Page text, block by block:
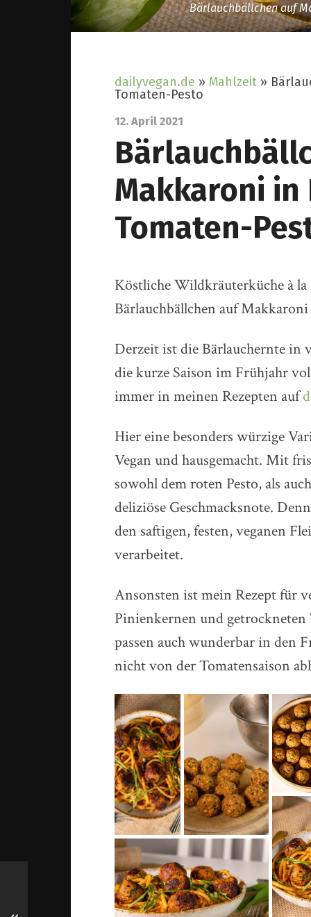
Bärlauchbällchen auf
dailyvegan.de »Mahlzeit »
Tomaten-Pesto
12. April 2021
Makkaroni in
Tomaten-
Köstliche Wildkräuterküche à
Bärlauchbällchen auf
Derzeit ist die Bärlauchernte in
die kurze Saison im Frühjahr
immer in meinen Rezepten auf
Hier eine besonders würzige
Vegan und hausgemacht. Mit
sowohl dem roten Pesto, als
deliziöse Geschmacksnote.
den saftigen, festen, veganen
verarbeitet.
Ansonsten ist mein Rezept für
Pinienkernen und
passen auch wunderbar in den
nicht von der Tomatensaison